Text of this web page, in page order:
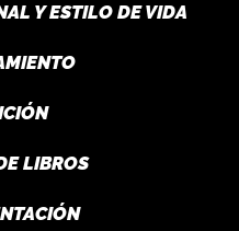
Y ESTILO DE VIDA
LIBROS